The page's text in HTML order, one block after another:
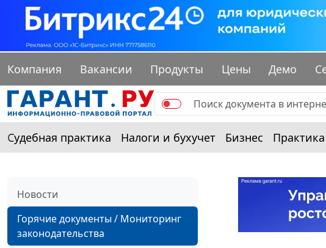
Компания Вакансии Продукты Цены Демо
Судебная практика Налоги и бухучет Бизнес Практика
Новости
Горячие документы / Мониторинг
законодательства